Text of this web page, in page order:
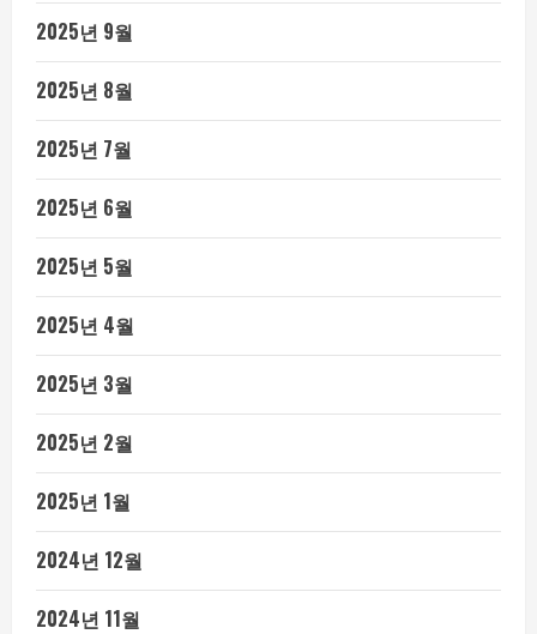
2025년 9월
2025년 8월
2025년 7월
2025년 6월
2025년 5월
2025년 4월
2025년 3월
2025년 2월
2025년 1월
2024년 12월
2024년 11월